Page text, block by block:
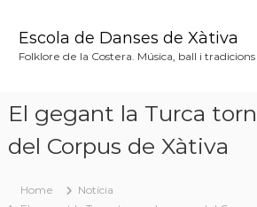
Escola de Danses de Xàtiva
Folklore de la Costera. Música, ball i tradicions
El gegant la Turca
del Corpus de Xàtiva
Home
Notícia